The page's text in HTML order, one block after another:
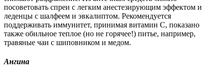
посоветовать спреи с легким анестезирующим эффектом и
леденцы с шалфеем и эвкалиптом. Рекомендуется
поддерживать иммунитет, принимая витамин С, показано
также обильное теплое (но не горячее!) питье, например,
травяные чаи с шиповником и медом.
Ангина